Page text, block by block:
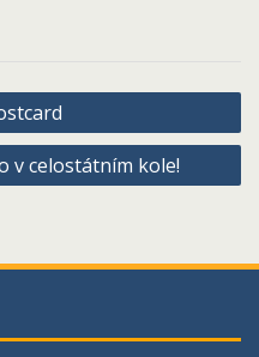
v celostátním kole!